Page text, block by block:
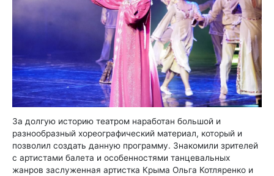
За долгую историю театром наработан большой и
разнообразный хореографический материал, который и
позволил создать данную программу. Знакомили зрителей
с артистами балета и особенностями танцевальных
жанров заслуженная артистка Крыма Ольга Котляренко и